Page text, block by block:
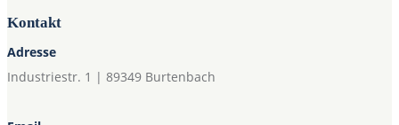
Kontakt
Adresse
Industriestr. 1 | 89349 Burtenbach